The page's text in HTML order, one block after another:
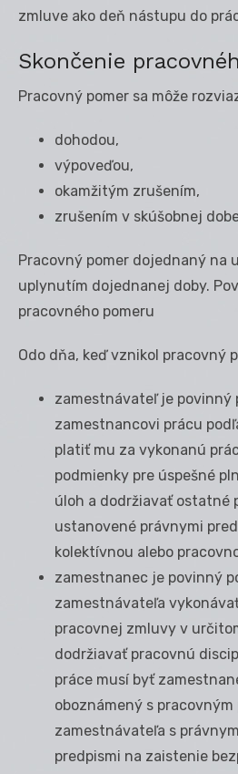
zmluve ako deň nástupu do
Skončenie
Pracovný pomer sa môže
dohodou,
výpoveďou,
okamžitým zrušením,
zrušením v skúšobnej
Pracovný pomer dojednaný na
uplynutím dojednanej doby.
pracovného pomeru
Odo dňa, keď vznikol pracovný
zamestnávateľ je povinný
zamestnancovi prácu
platiť mu za vykonanú
podmienky pre úspešné
úloh a dodržiavať ostatné
ustanovené právnymi
kolektívnou alebo
zamestnanec je povinný
zamestnávateľa
pracovnej zmluvy v
dodržiavať pracovnú
práce musí byť
oboznámený s
zamestnávateľa s
predpismi na zaistenie